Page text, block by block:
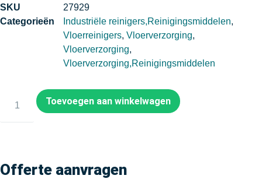
SKU
27929
Categorieën
Industriële reinigers,Reinigingsmiddelen,
Vloerreinigers, Vloerverzorging,
Vloerverzorging,
Vloerverzorging,Reinigingsmiddelen
Toevoegen aan winkelwagen
Offerte aanvragen